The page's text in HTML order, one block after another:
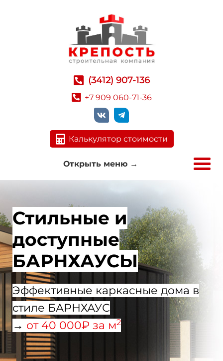
(3412) 907-136
+7 909 060-71-36
Калькулятор стоимости
Открыть меню →
Надежные и
долговечные
каменные дома
Лучшие материалы от ведущих
поставщиков
→ от45 000₽ за м2